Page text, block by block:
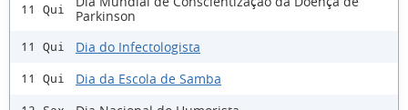
11 Qui
Parkinson
11 Qui Dia do Infectologista
11 Qui Dia da Escola de Samba